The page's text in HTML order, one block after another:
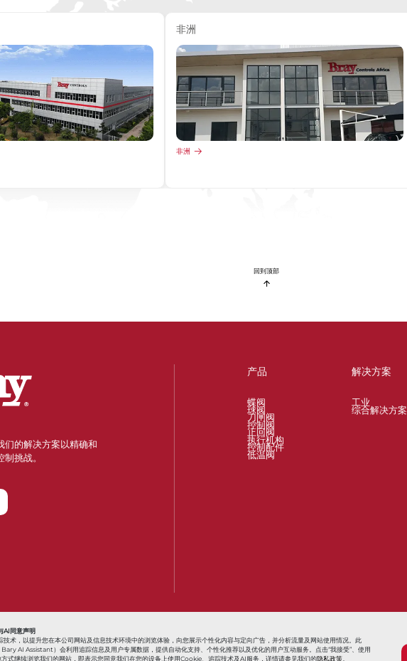
AI同意声明
术，以提升您在本公司网站及信息技术环境中的浏览体验，向您展示个性化内容与定向广告，并分析流量及网站使用情况。此
AI Assistant）会利用追踪信息及用户专属数据，提供自动化支持、个性化推荐以及优化的用户互动服务。点击“我接受”、使用
式继续浏览我们的网站，即表示您同意我们在您的设备上使用Cookie、追踪技术及AI服务，详情请参见我们的隐私政策
非洲
非洲
回到顶部
们的解决方案以精确和
挑战。
产品
蝶阀
球阀
刀闸阀
控制阀
止回阀
执行机构
控制配件
低温阀
解决方案
工业
综合解决方案